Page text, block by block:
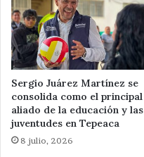
Sergio Juárez Martínez se
consolida como el principal
aliado de la educación y las
juventudes en Tepeaca
8 julio, 2026